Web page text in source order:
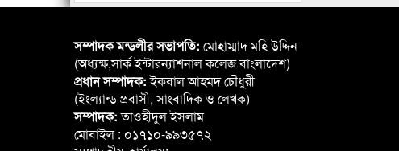
সম্পাদক মন্ডলীর সভাপতি: মোহাম্মাদ মহি উদ্দিন
(অধ্যক্ষ,সার্ক ইন্টারন্যাশনাল কলেজ বাংলাদেশ)
প্রধান সম্পাদক:ইকবাল আহমদ চৌধুরী
(ইংল্যান্ড প্রবাসী, সাংবাদিক ও লেখক)
সম্পাদক:তাওহীদুল ইসলাম
মোবাইল : ০১৭১০-৯৯৩৫৭২